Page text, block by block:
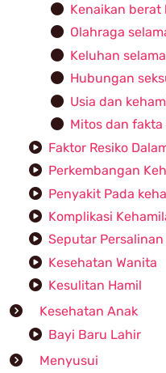
Kenaikan berat
Olahraga
Keluhan
Hubungan
Usia dan
Mitos dan
Faktor Resiko
Perkembangan
Penyakit Pada
Komplikasi
Seputar Persalinan
Kesehatan Wanita
Kesulitan Hamil
Kesehatan Anak
Bayi Baru Lahir
Menyusui